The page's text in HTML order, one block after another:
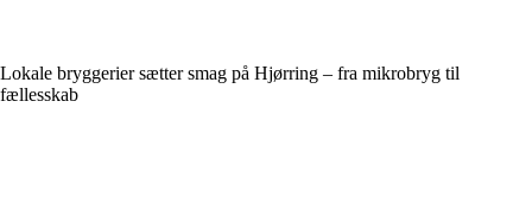
Lokale bryggerier sætter smag på Hjørring – fra mikrobryg til
fællesskab